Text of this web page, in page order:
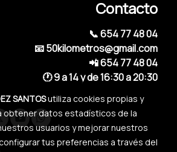
Contacto
📞 654 77 48 04
📧 50kilometros@gmail.com
📲 654 77 48 04
🕐 9 a 14 y de 16:30 a 20:30
SANTOSutiliza cookies propias y
obtener datos estadísticos de la
usuarios y mejorar nuestros
tus preferencias a través del